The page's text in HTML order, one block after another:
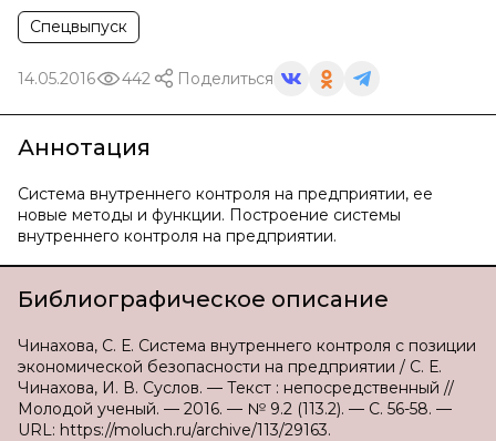
Спецвыпуск
14.05.2016 442 Поделиться
Аннотация
Система внутреннего контроля на предприятии, ее
новые методы и функции. Построение системы
внутреннего контроля на предприятии.
Библиографическое описание
Чинахова, С. Е. Система внутреннего контроля с позиции
экономической безопасности на предприятии / С. Е.
Чинахова, И. В. Суслов. — Текст : непосредственный //
Молодой ученый. — 2016. — № 9.2 (113.2). — С. 56-58. —
URL: https://moluch.ru/archive/113/29163.